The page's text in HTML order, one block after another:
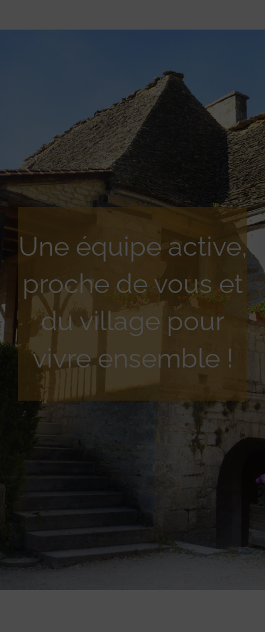
Une équipe active,
proche de vous et
du village pour
vivre ensemble !